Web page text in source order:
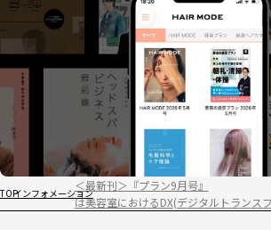
TOPインフォメーション
＜最新刊＞『プラン9月号』
は美容室におけるDX(デジタルトランス